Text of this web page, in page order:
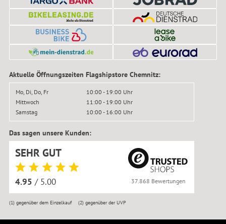
Aktuelle Öffnungszeiten Flagshipstore Chemnitz:
Mo, Di, Do, Fr
10:00 - 19:00 Uhr
Mittwoch
11:00 - 19:00 Uhr
Samstag
10:00 - 16:00 Uhr
Das sagen unsere Kunden:
SEHR GUT
4.95 / 5.00 37.868 Bewertungen
(1)gegenüber dem Einzelkauf (2) gegenüber der UVP